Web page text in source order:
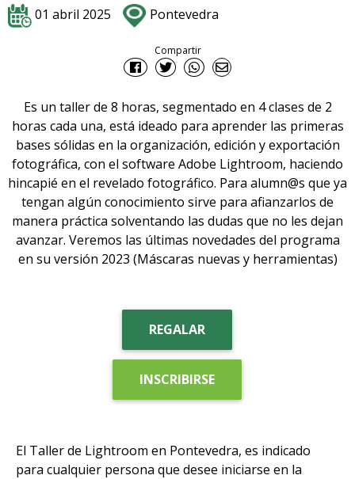
01 abril 2025 Pontevedra
Compartir
Es un taller de 8 horas, segmentado en 4 clases de 2
horas cada una, está ideado para aprender las primeras
bases sólidas en la organización, edición y exportación
fotográfica, con el software Adobe Lightroom, haciendo
hincapié en el revelado fotográfico. Para alumn@s que ya
tengan algún conocimiento sirve para afianzarlos de
manera práctica solventando las dudas que no les dejan
avanzar. Veremos las últimas novedades del programa
en su versión 2023 (Máscaras nuevas y herramientas)
REGALAR
INSCRIBIRSE
El Taller de Lightroom en Pontevedra, es indicado
para cualquier persona que desee iniciarse en la